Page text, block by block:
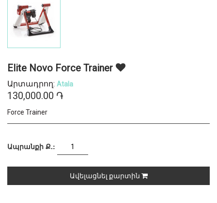
Elite Novo Force Trainer
Արտադրող: Atala
130,000.00 ֏
Force Trainer
Ապրանքի Ք.:
Ավելացնել քարտին